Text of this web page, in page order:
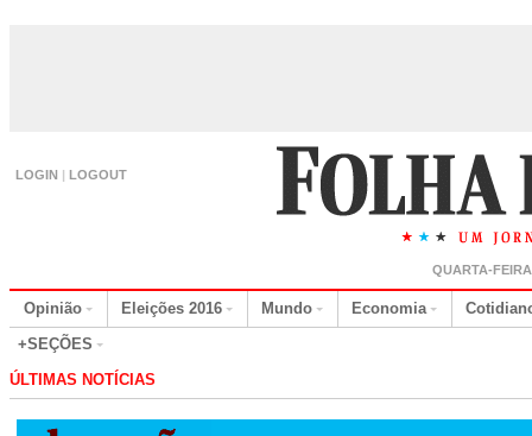
LOGIN | LOGOUT
QUARTA-
Opinião Eleições 2016 Mundo Economia
+SEÇÕES
ÚLTIMAS NOTÍCIAS